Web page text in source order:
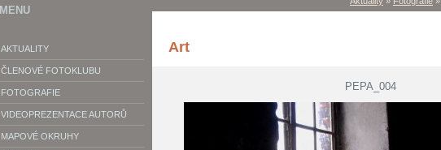
MENU
AKTUALITY
ČLENOVÉ FOTOKLUBU
FOTOGRAFIE
VIDEOPREZENTACE AUTORŮ
MAPOVÉ OKRUHY
Art
PEPA_004